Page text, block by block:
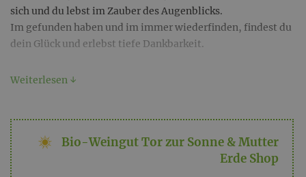
sich und du lebst im Zauber des Augenblicks.
Im gefunden haben und im immer wiederfinden, findest du
dein Glück und erlebst tiefe Dankbarkeit.
Du kannst die Essenz entweder mit Wasser einnehmen, oder
Weiterlesen ↓
Bio-Weingut Tor zur Sonne & Mutter
Erde Shop